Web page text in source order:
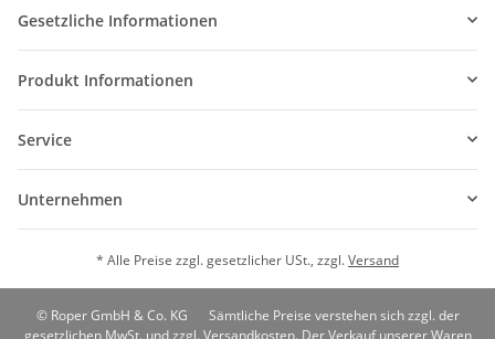
Gesetzliche Informationen
Produkt Informationen
Service
Unternehmen
* Alle Preise zzgl. gesetzlicher USt., zzgl.Versand
© Roper GmbH & Co. KG
Sämtliche Preise verstehen sich zzgl. der
gesetzlichen MwSt. und zzgl. Versandkosten. Der Verkauf unserer Waren